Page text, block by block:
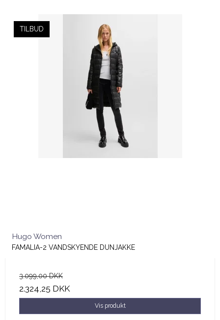
TILBUD
Hugo Women
FAMALIA-2 VANDSKYENDE DUNJAKKE
3.099,00 DKK
2.324,25 DKK
Vis produkt